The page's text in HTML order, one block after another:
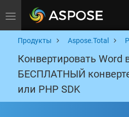
Toggle navigation
Продукты Aspose.Total
Конвертировать Word
БЕСПЛАТНЫЙ
или PHP SDK